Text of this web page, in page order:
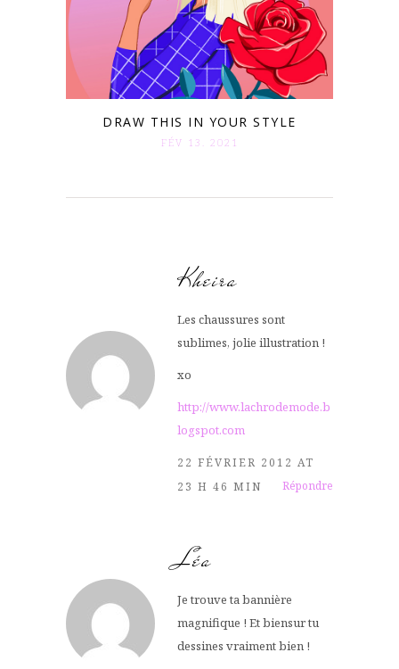
DRAW THIS IN YOUR STYLE
FÉV 13. 2021
Kheira
Les chaussures sont
sublimes, jolie illustration !
xo
http://www.lachrodemode.b
logspot.com
22 FÉVRIER 2012 AT
23 H 46 MIN
Répondre
Léa
Je trouve ta bannière
magnifique ! Et biensur tu
dessines vraiment bien !